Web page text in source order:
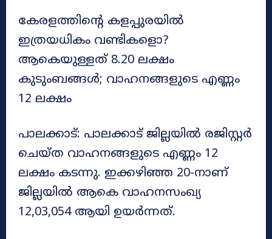
കേരളത്തിൻ്റെ കളപ്പുരയിൽ
ഇത്രയധികം വണ്ടികളൊ?
ആകെയുള്ളത് 8.20 ലക്ഷം
കുടുംബങ്ങൾ; വാഹനങ്ങളുടെ എണ്ണം
12 ലക്ഷം
പാലക്കാട്: പാലക്കാട് ജില്ലയിൽ രജിസ്റ്റർ
ചെയ്ത വാഹനങ്ങളുടെ എണ്ണം 12
ലക്ഷം കടന്നു. ഇക്കഴിഞ്ഞ 20-നാണ്
ജില്ലയിൽ ആകെ വാഹനസംഖ്യ
12,03,054 ആയി ഉയർന്നത്.